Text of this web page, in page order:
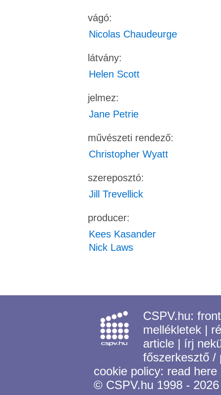
vágó:
Nicolas Chaudeurge
látvány:
Helen Scott
jelmez:
Jane Petrie
művészeti rendező:
Christopher Wyatt
szereposztó:
Jill Trevellick
producer:
Kees Kasander
Nick Laws
CSPV.hu:
mellékletek |
article | írj
főszerkesztő
cookie policy: read here
© CSPV.hu 1998 - 2026